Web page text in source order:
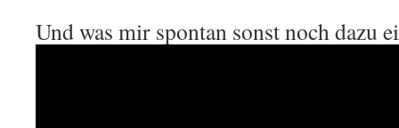
Und was mir spontan sonst noch dazu